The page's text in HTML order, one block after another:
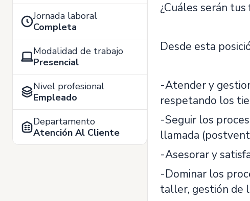
Jornada laboral
Completa
Modalidad de trabajo
Presencial
Nivel profesional
Empleado
Departamento
Atención Al Cliente
¿Cuáles serán tus
Desde esta
-Atender y
respetando los
-Seguir los
llamada
-Asesorar y
-Dominar los
taller, gestión de